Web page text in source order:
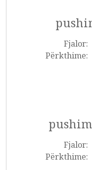
Fjalor:
Përkthime:
Fjalor:
Përkthime: